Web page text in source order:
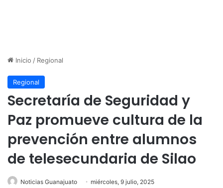
Inicio / Regional
Regional
Secretaría de Seguridad y
Paz promueve cultura de la
prevención entre alumnos
de telesecundaria de Silao
Noticias Guanajuato miércoles, 9 julio, 2025